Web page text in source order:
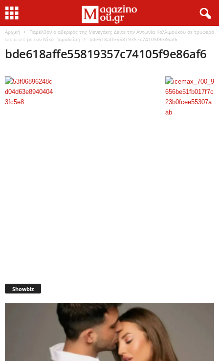
Αρχική
Παρελθόν ο αδερφός της Μενεγάκη: Δείτε την Αντωνία Καλλιμούκου σε τρυφερά
τετ α τετ με τον Νίκο Παραδείση
bde618affe55819357c74105f9e86af6
bde618affe55819357c74105f9e86af6
Showbiz